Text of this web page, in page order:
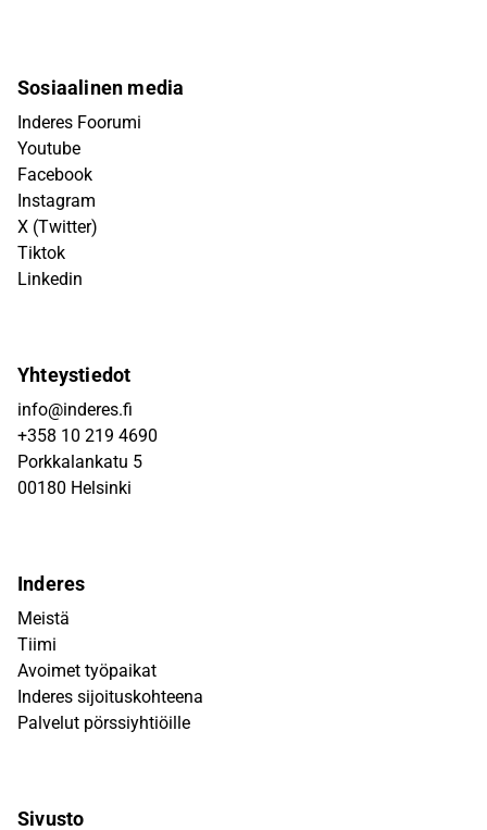
Sosiaalinen media
Inderes Foorumi
Youtube
Facebook
Instagram
X (Twitter)
Tiktok
Linkedin
Yhteystiedot
info@inderes.fi
+358 10 219 4690
Porkkalankatu 5
00180 Helsinki
Inderes
Meistä
Tiimi
Avoimet työpaikat
Inderes sijoituskohteena
Palvelut pörssiyhtiöille
Sivusto